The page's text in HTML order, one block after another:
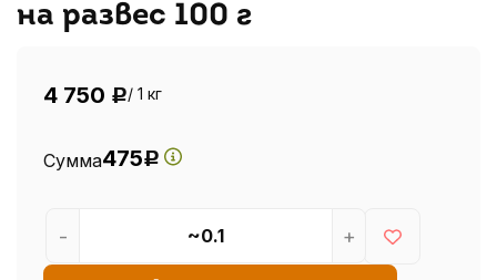
на развес 100 г
4 750 Р/ 1 кг
Сумма475Р
- +